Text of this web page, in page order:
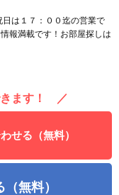
は１７：００迄の営業で
報満載です！お部屋探しは
ます！ ／
せる（無料）
無料）